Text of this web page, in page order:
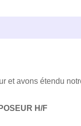
et avons étendu
H/F